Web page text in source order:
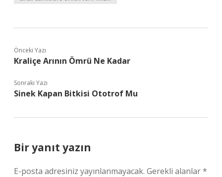
Önceki Yazı
Kraliçe Arının Ömrü Ne Kadar
Sonraki Yazı
Sinek Kapan Bitkisi Ototrof Mu
Bir yanıt yazın
E-posta adresiniz yayınlanmayacak. Gerekli alanlar*